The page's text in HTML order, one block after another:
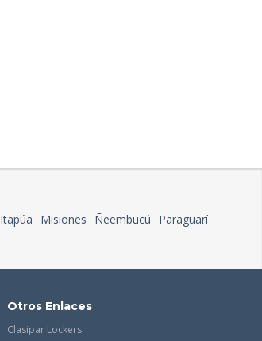
Itapúa Misiones Ñeembucú
Paraguarí
Otros Enlaces
Clasipar Lockers